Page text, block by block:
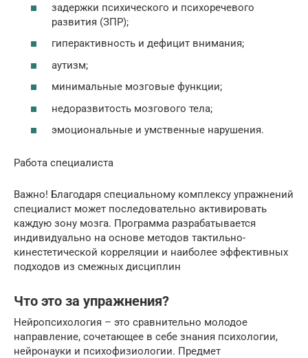
задержки психического и психоречевого
развития (ЗПР);
гиперактивность и дефицит внимания;
аутизм;
минимальные мозговые функции;
недоразвитость мозгового тела;
эмоциональные и умственные нарушения.
Работа специалиста
Важно! Благодаря специальному комплексу упражнений
специалист может последовательно активировать
каждую зону мозга. Программа разрабатывается
индивидуально на основе методов тактильно-
кинестетической корреляции и наиболее эффективных
подходов из смежных дисциплин
Что это за упражнения?
Нейропсихология – это сравнительно молодое
направление, сочетающее в себе знания психологии,
нейронауки и психофизиологии. Предмет